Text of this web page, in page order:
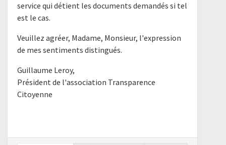
service qui détient les documents demandés si tel
est le cas.
Veuillez agréer, Madame, Monsieur, l'expression
de mes sentiments distingués.
Guillaume Leroy,
Président de l'association Transparence
Citoyenne